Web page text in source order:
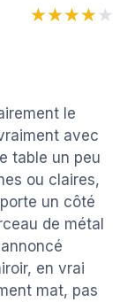
★★★★★
★★★★★
le
avec
table un peu
ou claires,
un côté
de métal
en vrai
mat, pas